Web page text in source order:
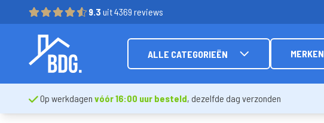
9.3 uit 4369 reviews
ALLE CATEGORIEËN MERKEN
Op werkdagen vóór 16:00 uur besteld, dezelfde dag verzonden